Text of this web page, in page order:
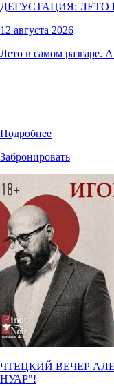
ДЕГУСТАЦИЯ: ЛЕТО
12 августа 2026
Лето в самом разгаре.
Подробнее
Забронировать
ЧТЕЦКИЙ ВЕЧЕР
НУАР"!